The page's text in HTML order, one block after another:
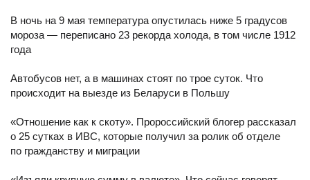
В ночь на 9 мая температура опустилась ниже 5 градусов
мороза — переписано 23 рекорда холода, в том числе 1912
года
Автобусов нет, а в машинах стоят по трое суток. Что
происходит на выезде из Беларуси в Польшу
«Отношение как к скоту». Пророссийский блогер рассказал
о 25 сутках в ИВС, которые получил за ролик об отделе
по гражданству и миграции